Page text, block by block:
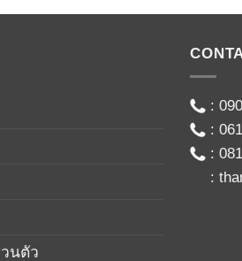
นตัว
:
:
:
: